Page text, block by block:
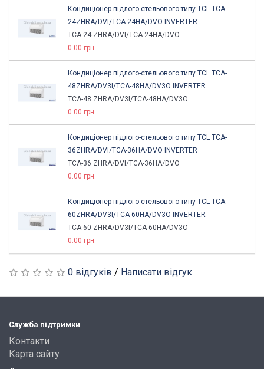
Кондиціонер підлого-стельового типу TCL TCA-
24ZHRA/DVI/TCA-24HA/DVO INVERTER
TCA-24 ZHRA/DVI/TCA-24HA/DVO
0.00 грн.
Кондиціонер підлого-стельового типу TCL TCA-
48ZHRA/DV3I/TCA-48HA/DV3O INVERTER
TCA-48 ZHRA/DV3I/TCA-48HA/DV3O
0.00 грн.
Кондиціонер підлого-стельового типу TCL TCA-
36ZHRA/DVI/TCA-36HA/DVO INVERTER
TCA-36 ZHRA/DVI/TCA-36HA/DVO
0.00 грн.
Кондиціонер підлого-стельового типу TCL TCA-
60ZHRA/DV3I/TCA-60HA/DV3O INVERTER
TCA-60 ZHRA/DV3I/TCA-60HA/DV3O
0.00 грн.
0 відгуків / Написати відгук
Служба підтримки
Контакти
Карта сайту